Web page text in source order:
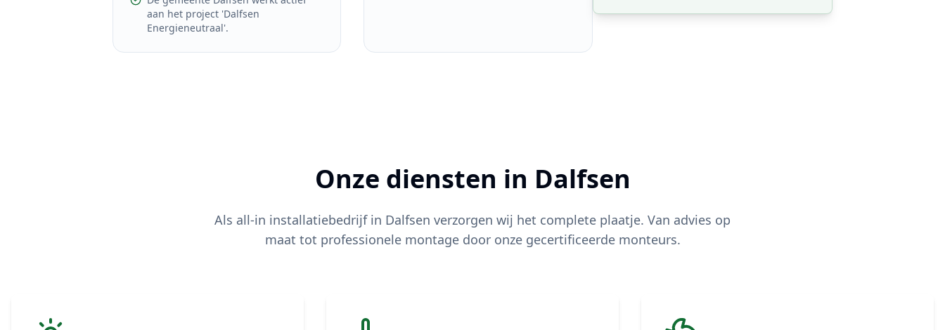
aan het project 'Dalfsen
Energieneutraal'.
Onze diensten in Dalfsen
Als all-in installatiebedrijf in Dalfsen verzorgen wij het complete plaatje. Van advies op
maat tot professionele montage door onze gecertificeerde monteurs.